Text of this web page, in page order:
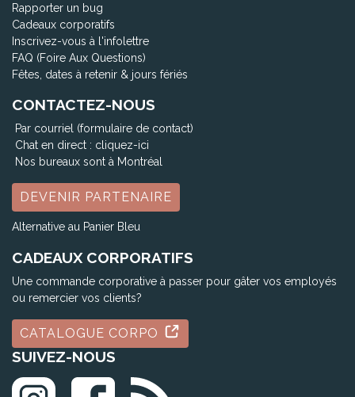
Rapporter un bug
Cadeaux corporatifs
Inscrivez-vous à l'infolettre
FAQ (Foire Aux Questions)
Fêtes, dates à retenir & jours fériés
CONTACTEZ-NOUS
Par courriel (formulaire de contact)
Chat en direct : cliquez-ici
Nos bureaux sont à Montréal
DEVENIR PARTENAIRE
Alternative au Panier Bleu
CADEAUX CORPORATIFS
Une commande corporative à passer pour gâter vos employés
ou remercier vos clients?
CATALOGUE CORPO
SUIVEZ-NOUS